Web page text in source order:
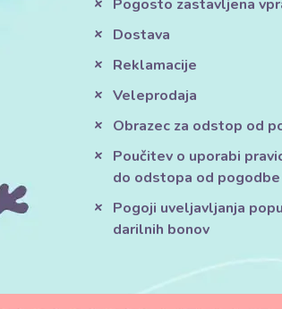
Pogosto zastavljena
Dostava
Reklamacije
Veleprodaja
Obrazec za odstop od
Poučitev o uporabi
do odstopa od pogodbe
Pogoji uveljavljanja
darilnih bonov